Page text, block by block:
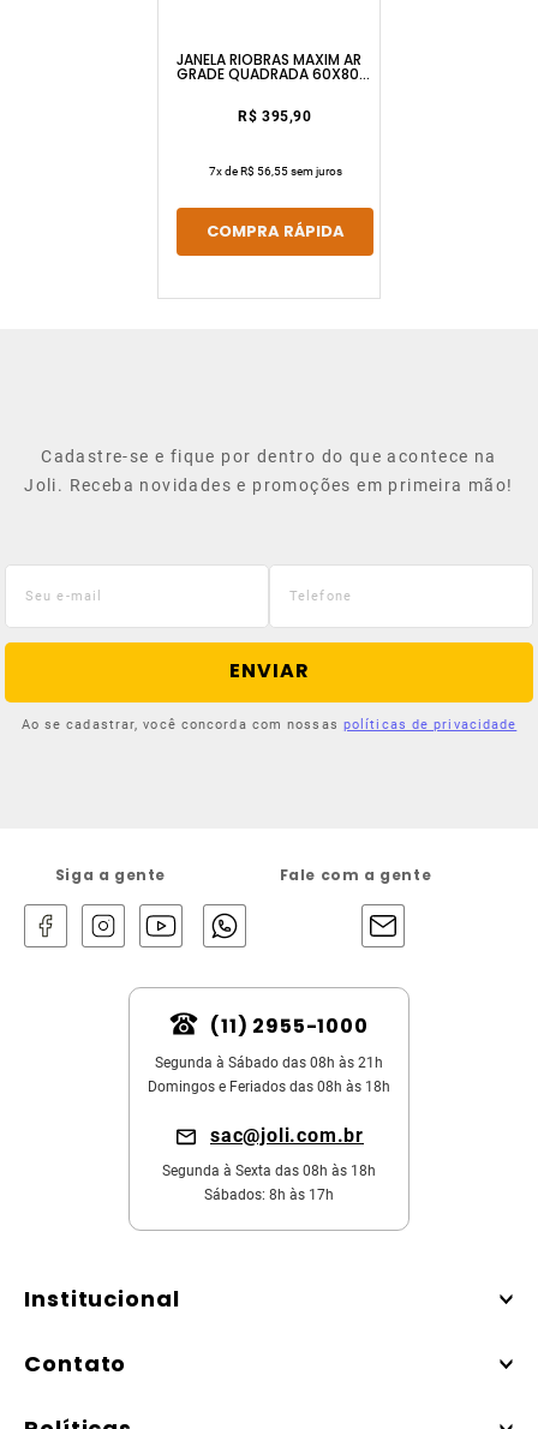
JANELA RIOBRAS MAXIM AR
GRADE QUADRADA 60X80
SEM PINTURA E SEM VIDRO
R$ 395,90
7x deR$ 56,55sem juros
COMPRA RÁPIDA
Cadastre-se e fique por dentro do que acontece na
Joli. Receba novidades e promoções em primeira mão!
ENVIAR
Ao se cadastrar, você concorda com nossas políticas de privacidade
Siga a gente Fale com a gente
(11) 2955-1000
Segunda à Sábado das 08h às 21h
Domingos e Feriados das 08h às 18h
sac@joli.com.br
Segunda à Sexta das 08h às 18h
Sábados: 8h às 17h
Institucional
Contato